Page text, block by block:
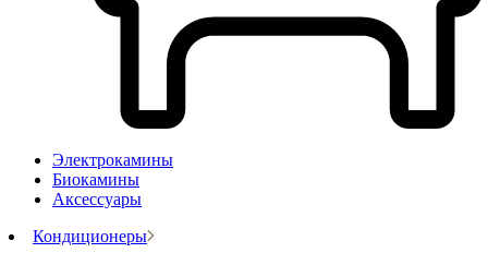
Электрокамины
Биокамины
Аксессуары
Кондиционеры